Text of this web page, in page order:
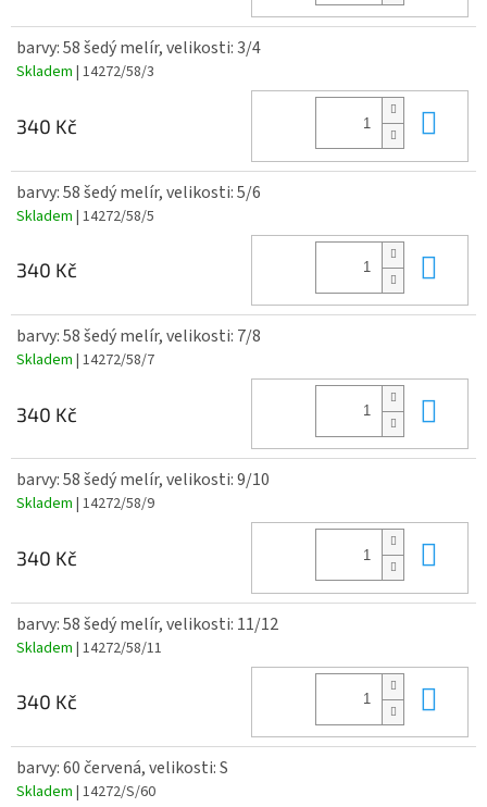
barvy: 58 šedý melír, velikosti: 3/4
Skladem | 14272/58/3
340 Kč
barvy: 58 šedý melír, velikosti: 5/6
Skladem | 14272/58/5
340 Kč
barvy: 58 šedý melír, velikosti: 7/8
Skladem | 14272/58/7
340 Kč
barvy: 58 šedý melír, velikosti: 9/10
Skladem | 14272/58/9
340 Kč
barvy: 58 šedý melír, velikosti: 11/12
Skladem | 14272/58/11
340 Kč
barvy: 60 červená, velikosti: S
Skladem | 14272/S/60